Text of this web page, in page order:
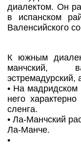
диалектом. Он
в испанском
Валенсийского
К южным
манчский,
эстремадурский,
• На
него
сленга.
• Ла-Манчский
Ла-Манче.
•